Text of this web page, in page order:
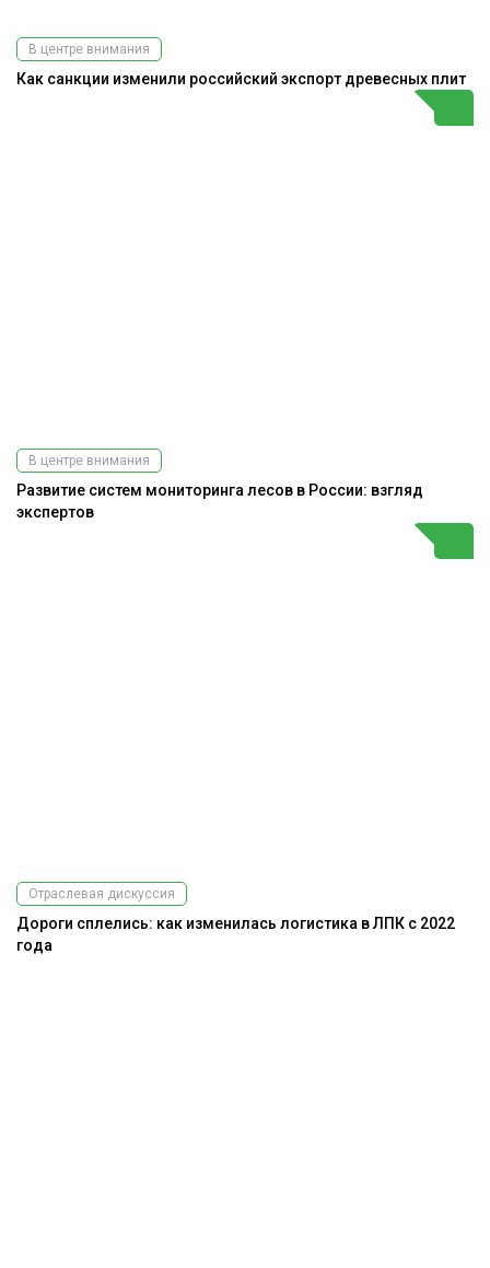
В центре внимания
Как санкции изменили российский экспорт древесных плит
В центре внимания
Развитие систем мониторинга лесов в России: взгляд
экспертов
Отраслевая дискуссия
Дороги сплелись: как изменилась логистика в ЛПК с 2022
года